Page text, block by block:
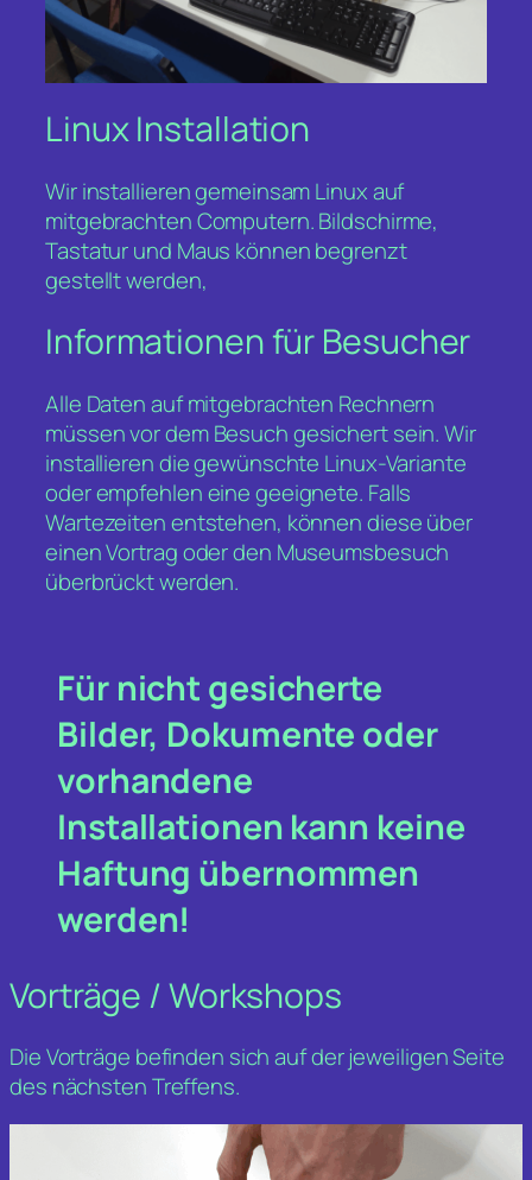
Linux Installation
Wir installieren gemeinsam Linux auf
mitgebrachten Computern. Bildschirme,
Tastatur und Maus können begrenzt
gestellt werden,
Informationen für Besucher
Alle Daten auf mitgebrachten Rechnern
müssen vor dem Besuch gesichert sein. Wir
installieren die gewünschte Linux-Variante
oder empfehlen eine geeignete. Falls
Wartezeiten entstehen, können diese über
einen Vortrag oder den Museumsbesuch
überbrückt werden.
Für nicht gesicherte
Bilder, Dokumente oder
vorhandene
Installationen kann keine
Haftung übernommen
werden!
Vorträge / Workshops
Die Vorträge befinden sich auf der jeweiligen Seite
des nächsten Treffens.